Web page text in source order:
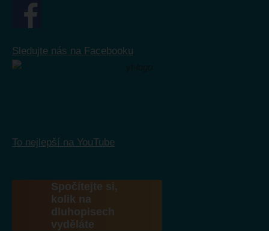
Sledujte nás na Facebooku
To nejlepší na YouTube
Spočítejte si,
kolik na
dluhopisech
vyděláte